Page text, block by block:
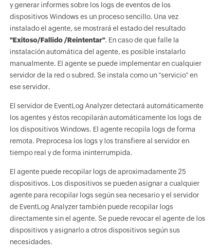
y generar informes sobre los logs de eventos de los
dispositivos Windows es un proceso sencillo. Una vez
instalado el agente, se mostrará el estado del resultado
"Exitoso/Fallido/Reintentar". En caso de que falle la
instalación automática del agente, es posible instalarlo
manualmente. El agente se puede implementar en cualquier
servidor de la red o subred. Se instala como un "servicio" en
ese servidor.
El servidor de EventLog Analyzer detectará automáticamente
los agentes y éstos recopilarán automáticamente los logs de
los dispositivos Windows. El agente recopila logs de forma
remota. Preprocesa los logs y los transfiere al servidor en
tiempo real y de forma ininterrumpida.
El agente puede recopilar logs de aproximadamente 25
dispositivos. Los dispositivos se pueden asignar a cualquier
agente para recopilar logs según sea necesario y el servidor
de EventLog Analyzer también puede recopilar logs
directamente sin el agente. Se puede revocar el agente de los
dispositivos y asignarlo a otros dispositivos según sus
necesidades.